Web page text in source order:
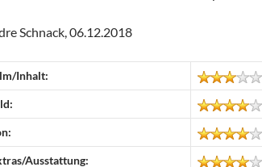
Schnack, 06.12.2018
Inhalt:
Ausstattung: